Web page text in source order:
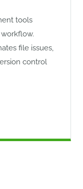
tools
file issues,
control